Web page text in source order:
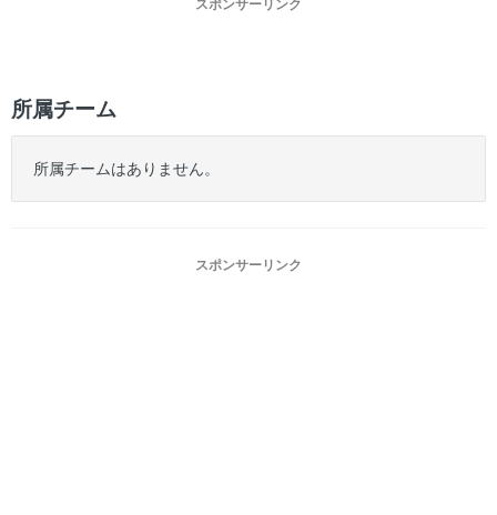
スポンサーリンク
所属チーム
所属チームはありません。
スポンサーリンク